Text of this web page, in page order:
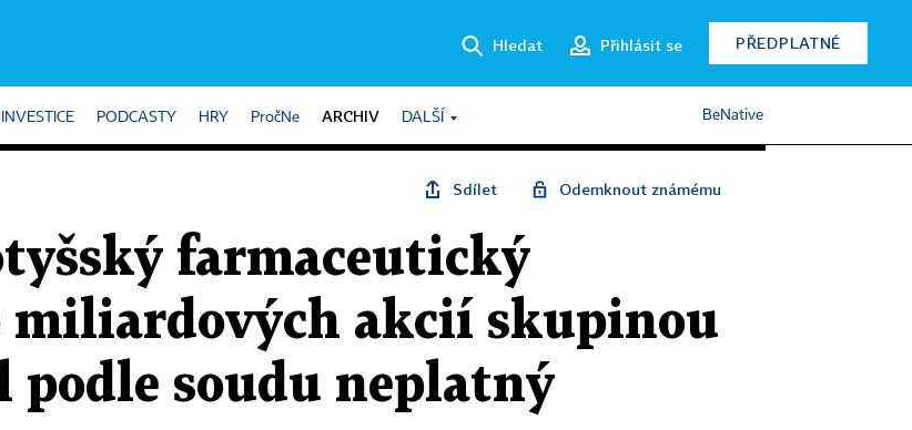
Hledat Přihlásit se PŘEDPLATNÉ
INVESTICE PODCASTY HRY PročNe ARCHIV DALŠÍ BeNative
Sdílet Odemknout známému
farmaceutický
miliardových akcií skupinou
podle soudu neplatný